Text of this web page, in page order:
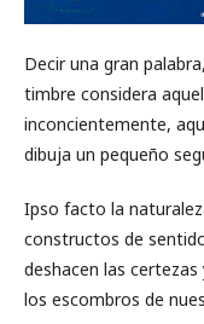
Decir una gran
timbre considera
inconcientemente,
dibuja un pequeño
Ipso facto la
constructos de
deshacen las
los escombros de